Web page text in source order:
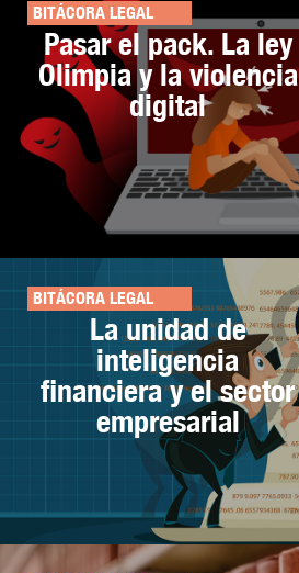
BITÁCORA LEGAL
Pasar el pack. La ley
Olimpia y la violencia
digital
BITÁCORA LEGAL
La unidad de
inteligencia
financiera y el sector
empresarial